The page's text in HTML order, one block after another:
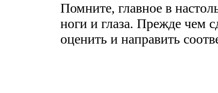
Помните, главное в
ноги и глаза. Прежде чем
оценить и направить